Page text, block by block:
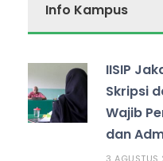
Info Kampus
IISIP
Skripsi
Wajib
dan